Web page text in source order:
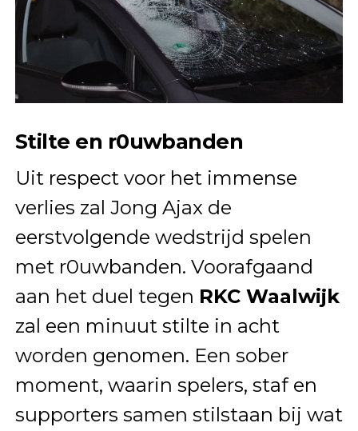
Stilte en r0uwbanden
Uit respect voor het immense
verlies zal Jong Ajax de
eerstvolgende wedstrijd spelen
met r0uwbanden. Voorafgaand
aan het duel tegen RKC Waalwijk
zal een minuut stilte in acht
worden genomen. Een sober
moment, waarin spelers, staf en
supporters samen stilstaan bij wat